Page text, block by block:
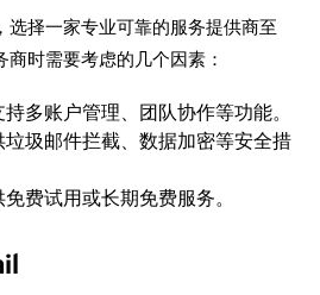
选择一家专业可靠的服务提供商至
时需要考虑的几个因素：
持多账户管理、团队协作等功能。
垃圾邮件拦截、数据加密等安全措
免费试用或长期免费服务。